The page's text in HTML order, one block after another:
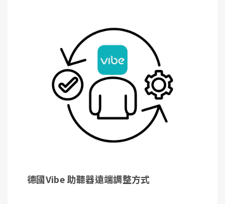
德國Vibe 助聽器遠端調整方式